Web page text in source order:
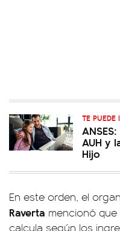
TE PUEDE
AUH y
Hijo
En este orden, el
Raverta mencionó
calcula según los